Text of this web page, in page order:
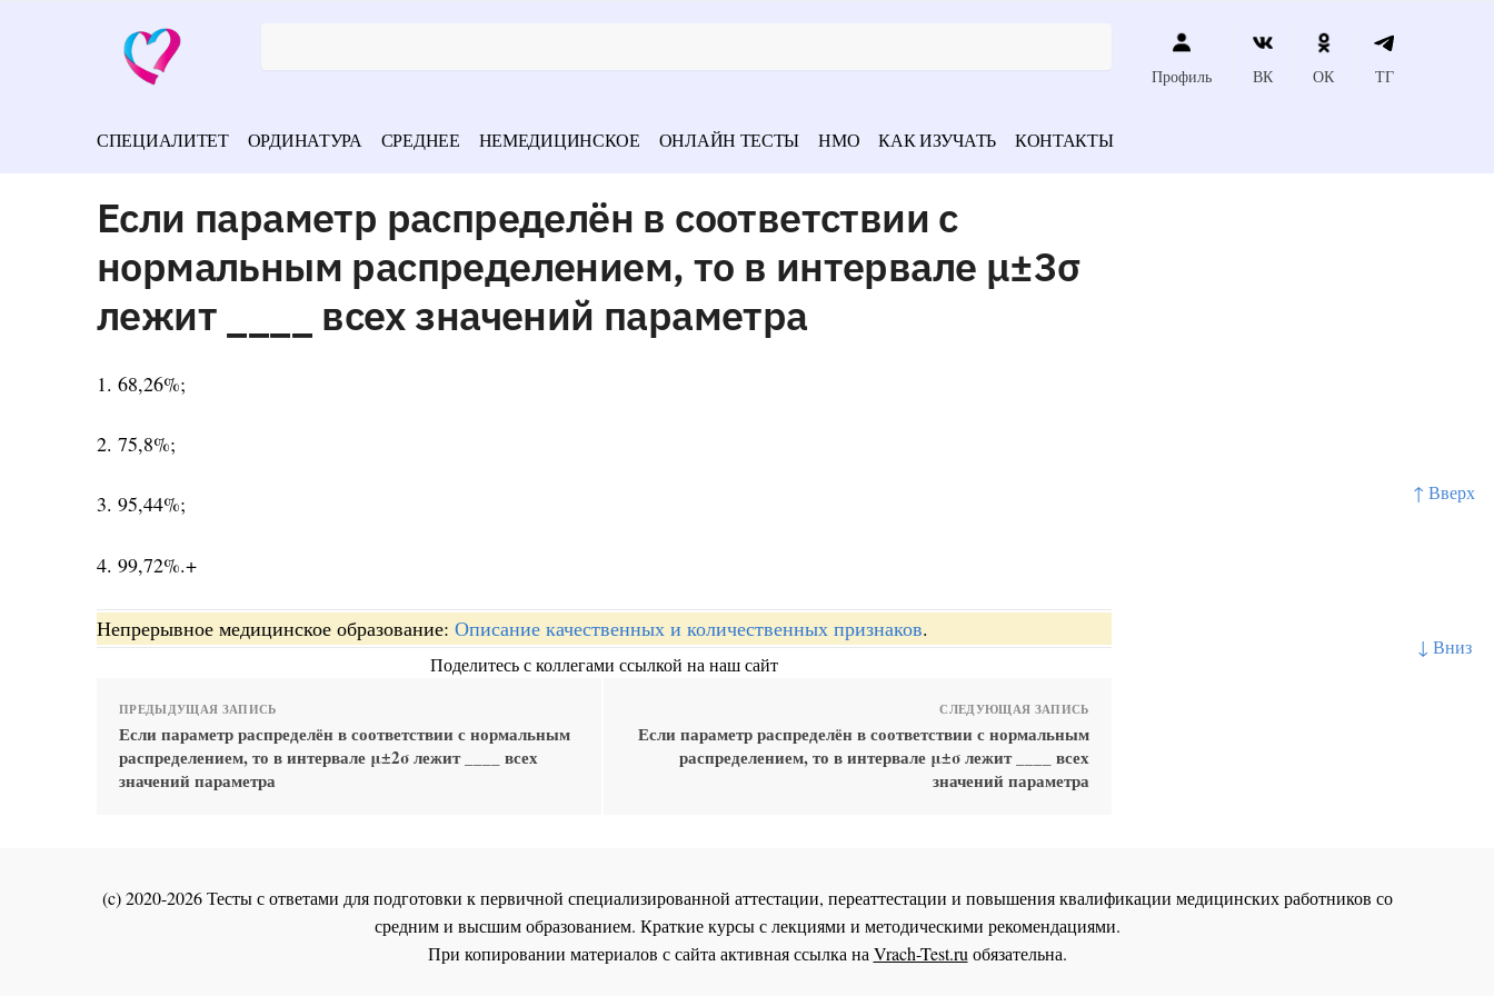
↑ Вверх
↓ Вниз
Профиль ВК ОК ТГ
СПЕЦИАЛИТЕТ ОРДИНАТУРА СРЕДНЕЕ НЕМЕДИЦИНСКОЕ ОНЛАЙН ТЕСТЫ НМО КАК ИЗУЧАТЬ КОНТАКТЫ
Если параметр распределён в соответствии с
нормальным распределением, то в интервале μ±3σ
лежит ____ всех значений параметра
1. 68,26%;
2. 75,8%;
3. 95,44%;
4. 99,72%.+
Непрерывное медицинское образование: Описание качественных и количественных признаков.
Поделитесь с коллегами ссылкой на наш сайт
ПРЕДЫДУЩАЯ ЗАПИСЬ
Если параметр распределён в соответствии с нормальным
распределением, то в интервале μ±2σ лежит ____ всех
значений параметра
СЛЕДУЮЩАЯ ЗАПИСЬ
Если параметр распределён в соответствии с нормальным
распределением, то в интервале μ±σ лежит ____ всех
значений параметра
(c) 2020-2026 Тесты с ответами для подготовки к первичной специализированной аттестации, переаттестации и повышения квалификации медицинских работников со
средним и высшим образованием. Краткие курсы с лекциями и методическими рекомендациями.
При копировании материалов с сайта активная ссылка наVrach-Test.ruобязательна.